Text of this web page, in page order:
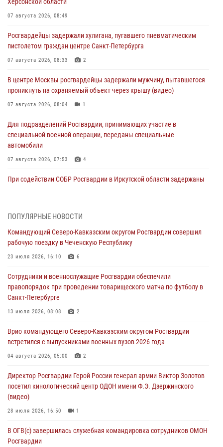
07 августа 2026, 08:49
Росгвардейцы задержали хулигана, пугавшего пневматическим
пистолетом граждан центре Санкт-Петербурга
07 августа 2026, 08:33 2
В центре Москвы росгвардейцы задержали мужчину, пытавшегося
проникнуть на охраняемый объект через крышу (видео)
07 августа 2026, 08:04 1
Для подразделений Росгвардии, принимающих участие в
специальной военной операции, переданы специальные
автомобили
07 августа 2026, 07:53 4
При содействии СОБР Росгвардии в Иркутской области задержаны
Росгвардии по служебно-боевой стрельбе
07 августа 2026, 07:45
Кубани
07 августа 2026, 06:49 1
В Саранске росгвардейцы приняли участие в 25‑летии канонизации
07 августа 2026, 06:15 7
Росгвардейцы оказали адресную помощь жителям Луганской
07 августа 2026, 05:00
ПОПУЛЯРНЫЕ НОВОСТИ
Командующий Северо-Кавказским округом Росгвардии совершил
рабочую поездку в Чеченскую Республику
23 июля 2026, 16:10 6
Сотрудники и военнослужащие Росгвардии обеспечили
правопорядок при проведении товарищеского матча по футболу в
Санкт-Петербурге
13 июля 2026, 08:08 2
Врио командующего Северо-Кавказским округом Росгвардии
встретился с выпускниками военных вузов 2026 года
04 августа 2026, 05:00 2
Директор Росгвардии Герой России генерал армии Виктор Золотов
посетил кинологический центр ОДОН имени Ф.Э. Дзержинского
(видео)
28 июля 2026, 16:50 1
В ОГВ(с) завершилась служебная командировка сотрудников ОМОН
Росгвардии